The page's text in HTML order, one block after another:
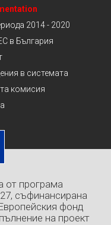
2014 - 2020
в България
в системата
комисия
от програма
съфинансирана
фонд
на проект